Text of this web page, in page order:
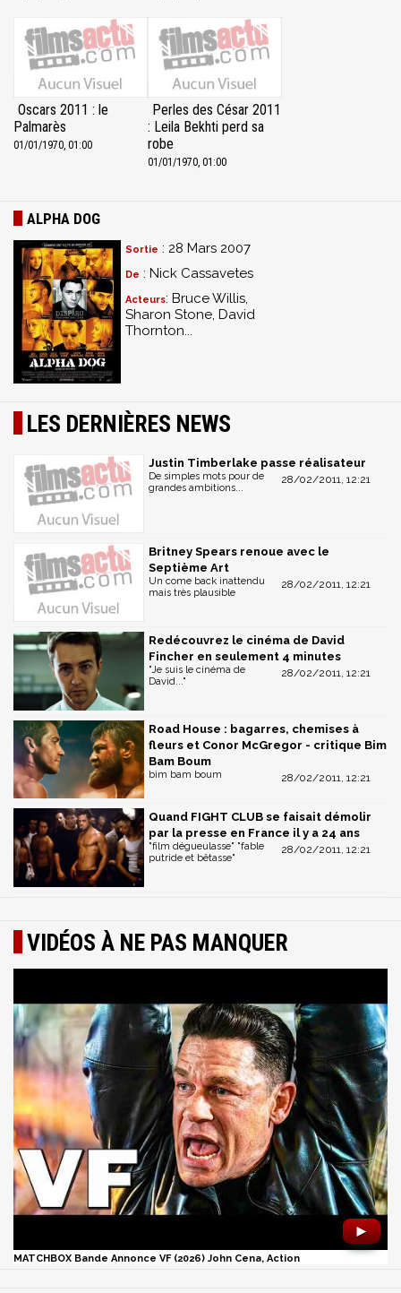
Oscars 2011 : le
Palmarès
01/01/1970, 01:00
Perles des César 2011
: Leila Bekhti perd sa
robe
01/01/1970, 01:00
ALPHA DOG
Sortie : 28 Mars 2007
De : Nick Cassavetes
Acteurs: Bruce Willis,
Sharon Stone, David
Thornton...
LES DERNIÈRES NEWS
Justin Timberlake passe réalisateur
28/02/2011, 12:21
De simples mots pour de
grandes ambitions...
Britney Spears renoue avec le
Septième Art
28/02/2011, 12:21
Un come back inattendu
mais très plausible
Redécouvrez le cinéma de David
Fincher en seulement 4 minutes
28/02/2011, 12:21
"Je suis le cinéma de
David..."
Road House : bagarres, chemises à
fleurs et Conor McGregor - critique Bim
Bam Boum
28/02/2011, 12:21
bim bam boum
Quand FIGHT CLUB se faisait démolir
par la presse en France il y a 24 ans
28/02/2011, 12:21
"film dégueulasse" "fable
putride et bêtasse"
VIDÉOS À NE PAS MANQUER
►
MATCHBOX Bande Annonce VF (2026) John Cena, Action